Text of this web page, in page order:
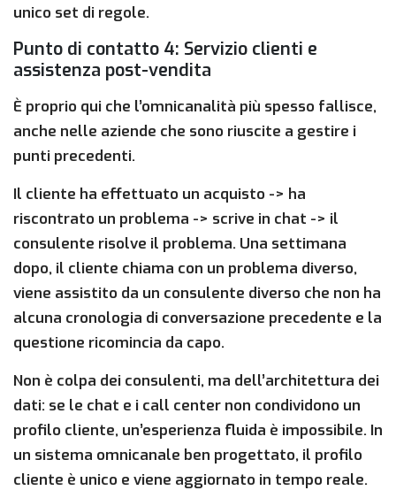
unico set di regole.
Punto di contatto 4: Servizio clienti e
assistenza post-vendita
È proprio qui che l’omnicanalità più spesso fallisce,
anche nelle aziende che sono riuscite a gestire i
punti precedenti.
Il cliente ha effettuato un acquisto -> ha
riscontrato un problema -> scrive in chat -> il
consulente risolve il problema. Una settimana
dopo, il cliente chiama con un problema diverso,
viene assistito da un consulente diverso che non ha
alcuna cronologia di conversazione precedente e la
questione ricomincia da capo.
Non è colpa dei consulenti, ma dell’architettura dei
dati: se le chat e i call center non condividono un
profilo cliente, un’esperienza fluida è impossibile. In
un sistema omnicanale ben progettato, il profilo
cliente è unico e viene aggiornato in tempo reale.